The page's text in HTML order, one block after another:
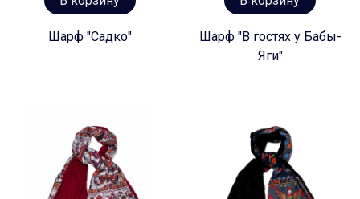
Шарф "Садко"
Шарф "В гостях у Бабы-
Яги"